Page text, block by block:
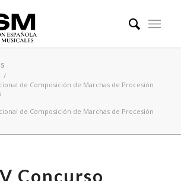
/
de Composición de Marchas de Procesión
de Composición de Marchas de Procesión
Concurso